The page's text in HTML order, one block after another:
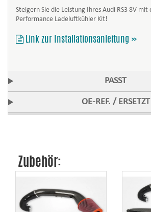
Steigern Sie die Leistung Ihres Audi RS3 8V mit
Performance Ladeluftkühler Kit!
Link zur Installationsanleitung »
PASST
OE-REF. / ERSETZT
Zubehör: